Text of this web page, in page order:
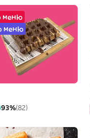
меню
меню
93%(82)